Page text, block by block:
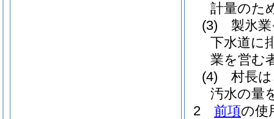
計量のた
(3)
製氷
下水道に
業を営む
(4)
村長
汚水の量
2
前項の使